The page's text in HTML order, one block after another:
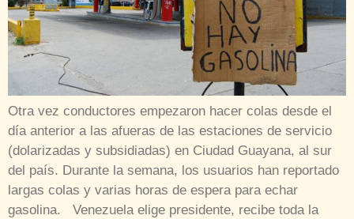
Otra vez conductores empezaron hacer colas desde el
día anterior a las afueras de las estaciones de servicio
(dolarizadas y subsidiadas) en Ciudad Guayana, al sur
del país. Durante la semana, los usuarios han reportado
largas colas y varias horas de espera para echar
gasolina. Venezuela elige presidente, recibe toda la